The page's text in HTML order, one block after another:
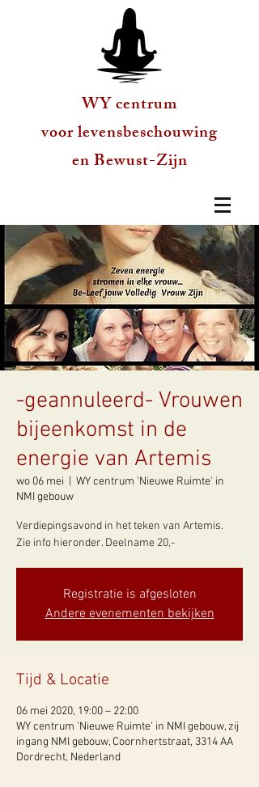
WY centrum
voor levensbeschouwing
en Bewust-Zijn
-geannuleerd- Vrouwen
bijeenkomst in de
energie van Artemis
wo 06 mei
WY centrum 'Nieuwe Ruimte' in
NMI gebouw
Verdiepingsavond in het teken van Artemis.
Zie info hieronder. Deelname 20,-
Registratie is afgesloten
Andere evenementen bekijken
Tijd & Locatie
06 mei 2020, 19:00 – 22:00
WY centrum 'Nieuwe Ruimte' in NMI gebouw, zij
ingang NMI gebouw, Coornhertstraat, 3314 AA
Dordrecht, Nederland